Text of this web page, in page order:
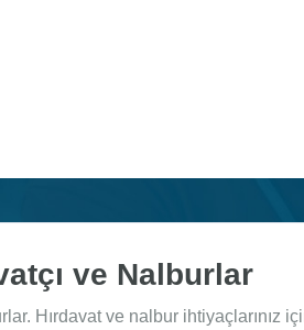
ve Nalburlar
Hırdavat ve nalbur ihtiyaçlarınız